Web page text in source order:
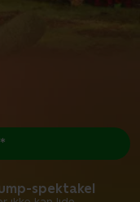
spektakel